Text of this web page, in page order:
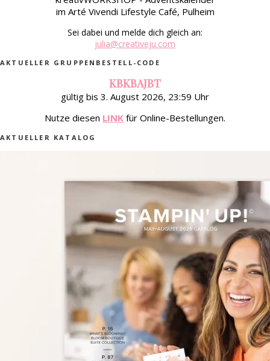
im Arté Vivendi Lifestyle Café, Pulheim
Sei dabei und melde dich gleich an:
julia@creativeju.com
AKTUELLER GRUPPENBESTELL-CODE
KBKBAJBT
gültig bis 3. August 2026, 23:59 Uhr
Nutze diesen LINK für Online-Bestellungen.
AKTUELLER KATALOG